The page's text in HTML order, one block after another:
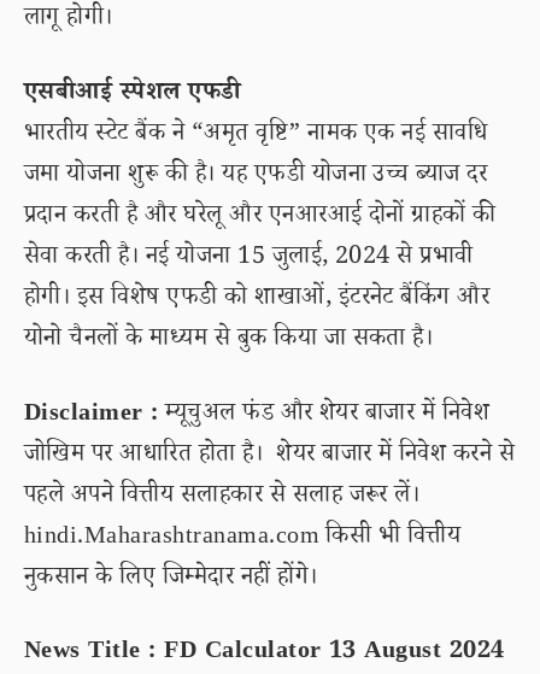
लागू होगी।
एसबीआई स्पेशल एफडी
भारतीय स्टेट बैंक ने “अमृत वृष्टि” नामक एक नई सावधि
जमा योजना शुरू की है। यह एफडी योजना उच्च ब्याज दर
प्रदान करती है और घरेलू और एनआरआई दोनों ग्राहकों की
सेवा करती है। नई योजना 15 जुलाई, 2024 से प्रभावी
होगी। इस विशेष एफडी को शाखाओं, इंटरनेट बैंकिंग और
योनो चैनलों के माध्यम से बुक किया जा सकता है।
Disclaimer :म्यूचुअल फंड और शेयर बाजार में निवेश
जोखिम पर आधारित होता है। शेयर बाजार में निवेश करने से
पहले अपने वित्तीय सलाहकार से सलाह जरूर लें।
hindi.Maharashtranama.com किसी भी वित्तीय
नुकसान के लिए जिम्मेदार नहीं होंगे।
News Title : FD Calculator 13 August 2024